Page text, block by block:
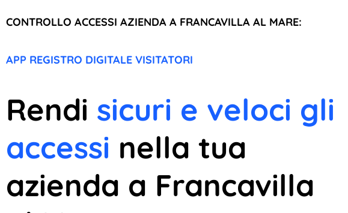
CONTROLLO ACCESSI AZIENDA A FRANCAVILLA AL MARE:
APP REGISTRO DIGITALE VISITATORI
Rendi sicuri e veloci gli
accessi nella tua
azienda a Francavilla